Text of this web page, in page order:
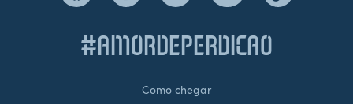
#AMORDEPERDICAO
Como chegar